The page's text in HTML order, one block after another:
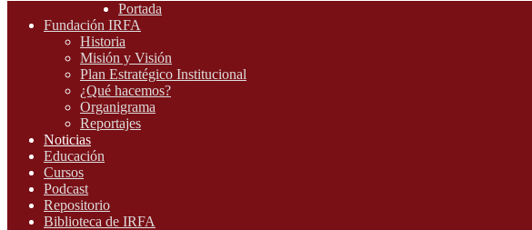
Portada
Fundación IRFA
Historia
Misión y Visión
Plan Estratégico Institucional
¿Qué hacemos?
Organigrama
Reportajes
Noticias
Educación
Cursos
Podcast
Repositorio
Biblioteca de IRFA